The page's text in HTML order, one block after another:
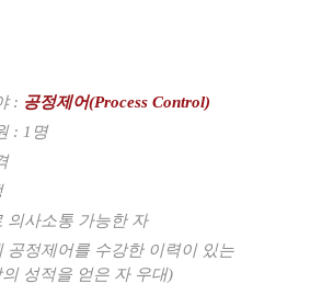
: 공정제어(Process Control)
: 1명
사소통 가능한 자
정제어를 수강한 이력이 있는
성적을 얻은 자 우대)